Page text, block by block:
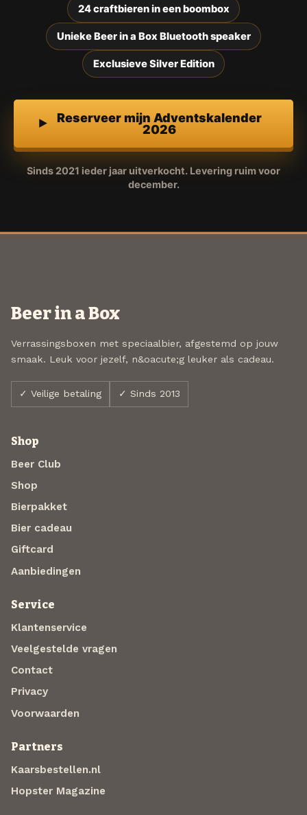
24 craftbieren in een boombox
Unieke Beer in a Box Bluetooth speaker
Exclusieve Silver Edition
Reserveer mijn Adventskalender
2026
Sinds 2021 ieder jaar uitverkocht. Levering ruim voor
december.
Beer in a Box
Verrassingsboxen met speciaalbier, afgestemd op jouw
smaak. Leuk voor jezelf, n&oacute;g leuker als cadeau.
✓ Veilige betaling ✓ Sinds 2013
Shop
Beer Club
Shop
Bierpakket
Bier cadeau
Giftcard
Aanbiedingen
Service
Klantenservice
Veelgestelde vragen
Contact
Privacy
Voorwaarden
Partners
Kaarsbestellen.nl
Hopster Magazine